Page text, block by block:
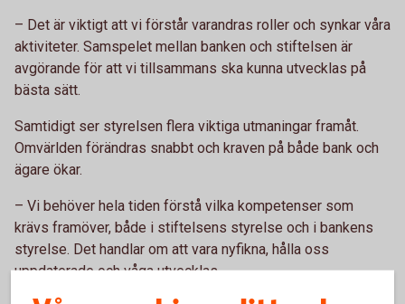
– Det är viktigt att vi förstår varandras roller och synkar våra
aktiviteter. Samspelet mellan banken och stiftelsen är
avgörande för att vi tillsammans ska kunna utvecklas på
bästa sätt.
Samtidigt ser styrelsen flera viktiga utmaningar framåt.
Omvärlden förändras snabbt och kraven på både bank och
ägare ökar.
– Vi behöver hela tiden förstå vilka kompetenser som
krävs framöver, både i stiftelsens styrelse och i bankens
styrelse. Det handlar om att vara nyfikna, hålla oss
uppdaterade och våga utvecklas.